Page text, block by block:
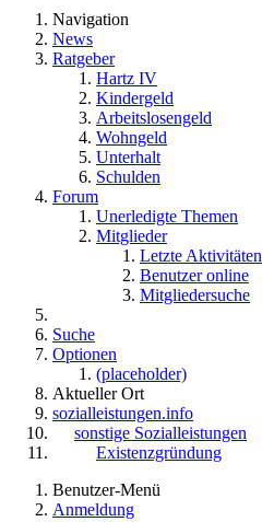
Navigation
News
Ratgeber
Hartz IV
Kindergeld
Arbeitslosengeld
Wohngeld
Unterhalt
Schulden
Forum
Unerledigte Themen
Mitglieder
Letzte Aktivitäten
Benutzer online
Mitgliedersuche
Suche
Optionen
(placeholder)
Aktueller Ort
sozialleistungen.info
sonstige Sozialleistungen
Existenzgründung
Benutzer-Menü
Anmeldung